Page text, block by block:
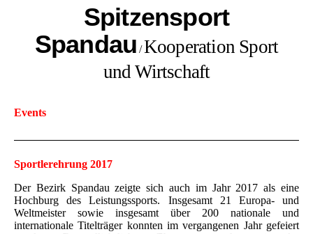
Spitzensport
Spandau /Kooperation Sport
und Wirtschaft
Events
Sportlerehrung 2017
Der Bezirk Spandau zeigte sich auch im Jahr 2017 als eine
Hochburg des Leistungssports. Insgesamt 21 Europa- und
Weltmeister sowie insgesamt über 200 nationale und
internationale Titelträger konnten im vergangenen Jahr gefeiert